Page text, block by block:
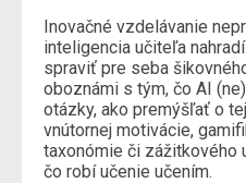
Inovačné vzdelávanie
inteligencia učiteľa
spraviť pre seba
oboznámi s tým, čo AI
otázky, ako premýšľať o
vnútornej motivácie,
taxonómie či zážitkového
čo robí učenie učením.